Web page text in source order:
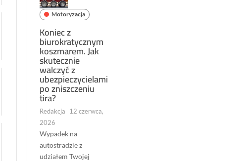
Motoryzacja
Koniec z
biurokratycznym
koszmarem. Jak
skutecznie
walczyć z
ubezpieczycielami
po zniszczeniu
tira?
Redakcja
12 czerwca,
2026
Wypadek na
autostradzie z
udziałem Twojej